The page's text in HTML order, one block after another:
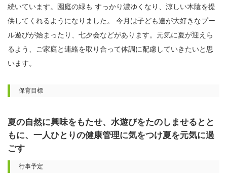
続いています。園庭の緑も すっかり濃ゆくなり、涼しい木陰を提
供してくれるようになりました。 今月は子ども達が大好きなプー
ル遊びが始まったり、七夕会などがあります。元気に夏が迎えら
るよう、ご家庭と連絡を取り合って体調に配慮していきたいと思
います。
保育目標
夏の自然に興味をもたせ、水遊びをたのしませるとと
もに、一人ひとりの健康管理に気をつけ夏を元気に過
ごす
行事予定